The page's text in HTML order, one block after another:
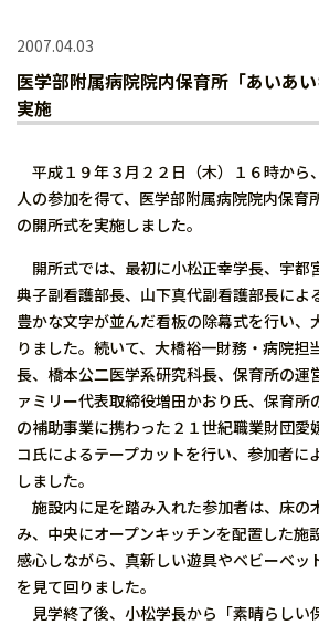
2007.04.03
医学部附属病院院内保育所「あいあ
実施
平成１９年３月２２日（木）１６時から
人の参加を得て、医学部附属病院院内保育
の開所式を実施しました。
開所式では、最初に小松正幸学長、宇都
典子副看護部長、山下真代副看護部長によ
豊かな文字が並んだ看板の除幕式を行い、
りました。続いて、大橋裕一財務・病院担
長、橋本公二医学系研究科長、保育所の運
ァミリー代表取締役増田かおり氏、保育所
の補助事業に携わった２１世紀職業財団愛
コ氏によるテープカットを行い、参加者に
しました。
施設内に足を踏み入れた参加者は、床の
み、中央にオープンキッチンを配置した施
感心しながら、真新しい遊具やベビーベッ
を見て回りました。
見学終了後、小松学長から「素晴らしい